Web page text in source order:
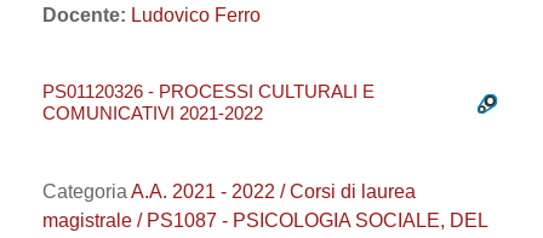
Docente: Ludovico Ferro
PS01120326 - PROCESSI CULTURALI E
COMUNICATIVI 2021-2022
Categoria A.A. 2021 - 2022 / Corsi di laurea
magistrale / PS1087 - PSICOLOGIA SOCIALE, DEL